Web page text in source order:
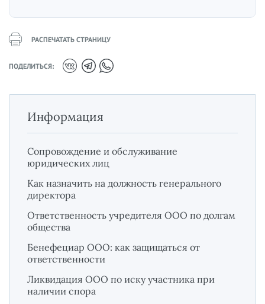
РАСПЕЧАТАТЬ СТРАНИЦУ
ПОДЕЛИТЬСЯ:
Информация
Сопровождение и обслуживание
юридических лиц
Как назначить на должность генерального
директора
Ответственность учредителя ООО по долгам
общества
Бенефециар ООО: как защищаться от
ответственности
Ликвидация ООО по иску участника при
наличии спора